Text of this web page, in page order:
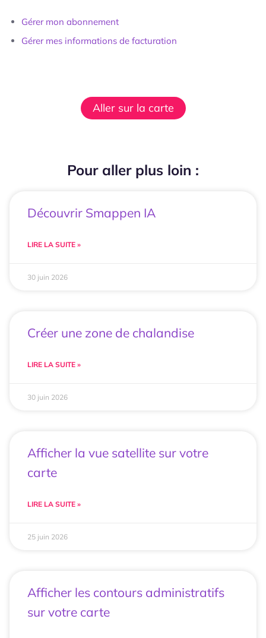
Gérer mon abonnement
Gérer mes informations de facturation
Aller sur la carte
Pour aller plus loin :
Découvrir Smappen IA
LIRE LA SUITE »
30 juin 2026
Créer une zone de chalandise
LIRE LA SUITE »
30 juin 2026
Afficher la vue satellite sur votre
carte
LIRE LA SUITE »
25 juin 2026
Afficher les contours administratifs
sur votre carte